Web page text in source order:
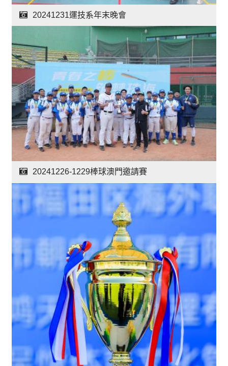
20241231運技系年末晚會
20241226-1229棒球澳門邀請賽